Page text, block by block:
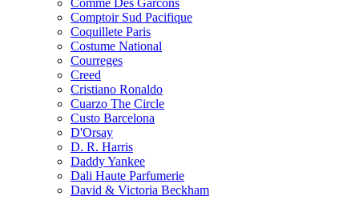
Comme Des Garcons
Comptoir Sud Pacifique
Coquillete Paris
Costume National
Courreges
Creed
Cristiano Ronaldo
Cuarzo The Circle
Custo Barcelona
D'Orsay
D. R. Harris
Daddy Yankee
Dali Haute Parfumerie
David & Victoria Beckham